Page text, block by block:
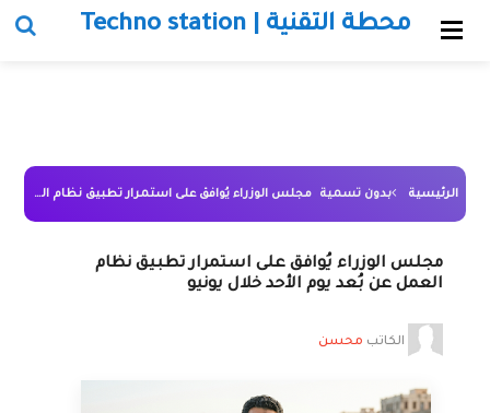
محطة التقنية | Techno station
الرئيسية بدون تسمية مجلس الوزراء يُوافق على استمرار تطبيق نظام العمل عن بُعد يوم الأحد خلال يونيو
مجلس الوزراء يُوافق على استمرار تطبيق نظام
العمل عن بُعد يوم الأحد خلال يونيو
الكاتب محسن